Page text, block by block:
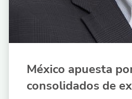
México apuesta
consolidados de